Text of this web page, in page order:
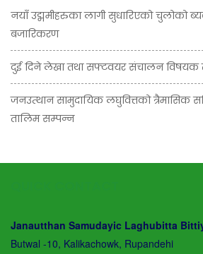
नयाँ उद्ममीहरुका लागी सुधारिएको चुलोको
बजारिकरण
दुई दिने लेखा तथा सफ्टवयर संचालन विषयक
जनउत्थान सामुदायिक लघुवित्तको त्रैमासिक
तालिम सम्पन्न
Janautthan Samudayic Laghubitta
Butwal -10, Kalikachowk, Rupandehi